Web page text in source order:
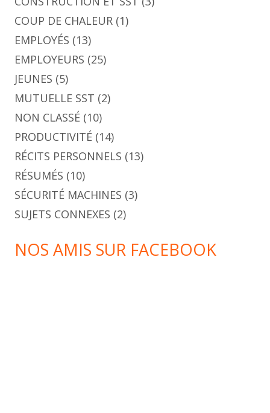
COUP DE CHALEUR (1)
EMPLOYÉS (13)
EMPLOYEURS (25)
JEUNES (5)
MUTUELLE SST (2)
NON CLASSÉ (10)
PRODUCTIVITÉ (14)
RÉCITS PERSONNELS (13)
RÉSUMÉS (10)
SÉCURITÉ MACHINES (3)
SUJETS CONNEXES (2)
NOS AMIS SUR FACEBOOK